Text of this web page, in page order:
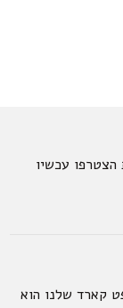
הצטרפו עכשיו
קארד שלנו הוא